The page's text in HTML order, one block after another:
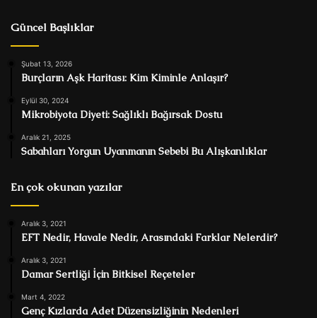
Güncel Başlıklar
Şubat 13, 2026
Burçların Aşk Haritası: Kim Kiminle Anlaşır?
Eylül 30, 2024
Mikrobiyota Diyeti: Sağlıklı Bağırsak Dostu
Aralık 21, 2025
Sabahları Yorgun Uyanmanın Sebebi Bu Alışkanlıklar
En çok okunan yazılar
Aralık 3, 2021
EFT Nedir, Havale Nedir, Arasındaki Farklar Nelerdir?
Aralık 3, 2021
Damar Sertliği İçin Bitkisel Reçeteler
Mart 4, 2022
Genç Kızlarda Adet Düzensizliğinin Nedenleri